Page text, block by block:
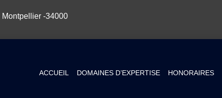
-34000
ACCUEIL DOMAINES D’EXPERTISE HONORAIRES